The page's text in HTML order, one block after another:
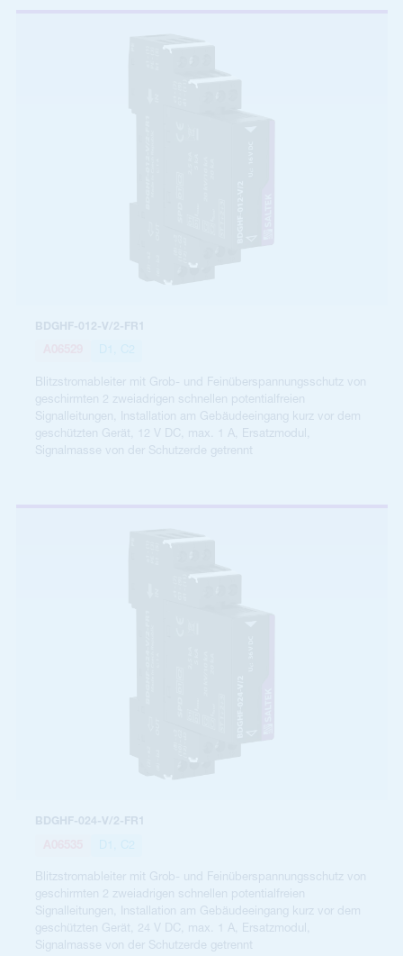
BDGHF-012-V/2-FR1
Blitzstromableiter mit Grob- und Feinüberspannungsschutz von
geschirmten 2 zweiadrigen schnellen potentialfreien
Signalleitungen, Installation am Gebäudeeingang kurz vor dem
geschützten Gerät, 12 V DC, max. 1 A, Ersatzmodul,
Signalmasse von der Schutzerde getrennt
BDGHF-024-V/2-FR1
Blitzstromableiter mit Grob- und Feinüberspannungsschutz von
geschirmten 2 zweiadrigen schnellen potentialfreien
Signalleitungen, Installation am Gebäudeeingang kurz vor dem
geschützten Gerät, 24 V DC, max. 1 A, Ersatzmodul,
Signalmasse von der Schutzerde getrennt